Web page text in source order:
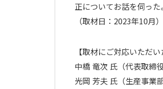
正についてお話を伺った。
（取材日：2023年10月）
【取材にご対応いただい
中橋 竜次 氏（代表取締役
光岡 芳夫 氏（生産事業